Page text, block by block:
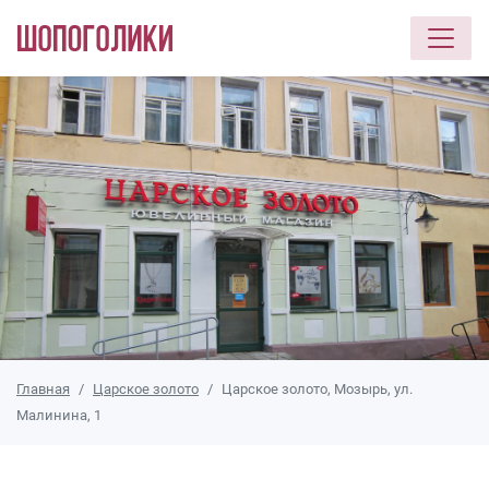
Перейти к основному содержанию
Главная Царское золото
Царское золото, Мозырь, ул.
Малинина, 1